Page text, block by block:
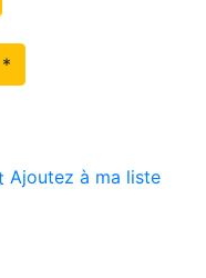
*
Ajoutez à ma liste